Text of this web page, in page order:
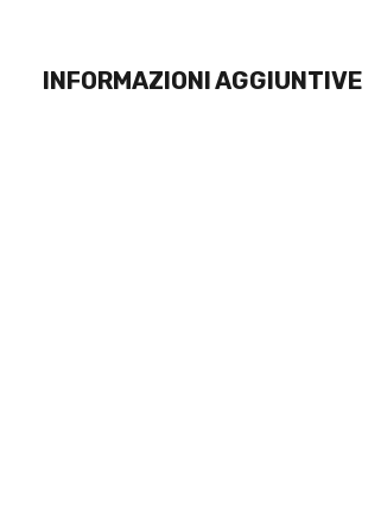
INFORMAZIONI AGGIUNTIVE